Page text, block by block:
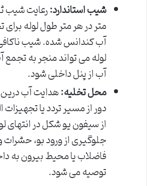
شیب استاندارد:
متر در هر متر طول لوله برای
آب کندانس شده. شیب
لوله می تواند منجر به
آب از پنل داخلی شود.
محل تخلیه:هدایت آب
دور از مسیر تردد یا تجهیزات
از سیفون یو شکل در انتهای
جلوگیری از ورود بو، حشرات
فاضلاب یا محیط بیرون به
توصیه می شود.